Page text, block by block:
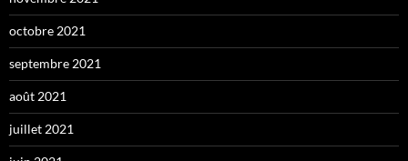
octobre 2021
septembre 2021
août 2021
juillet 2021